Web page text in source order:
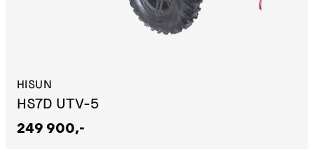
HISUN
HS7D UTV-5
249 900,-